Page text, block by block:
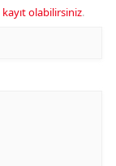
kayıt olabilirsiniz.